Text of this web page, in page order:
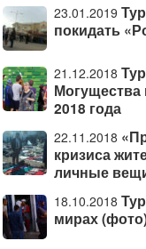
23.01.2019
покидать
21.12.2018
2018 года
22.11.2018
кризиса
личные
18.10.2018
мирах